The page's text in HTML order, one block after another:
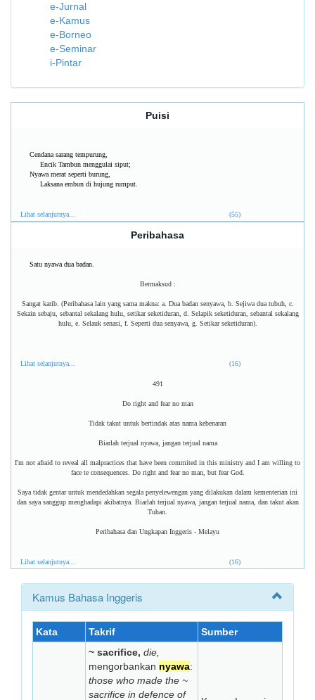
e-Jurnal
e-Kamus
e-Borneo
e-Seminar
i-Pintar
Puisi
Cendana sarang tempurung,
Encik Tambun menggulai siput;
Nyawa merat seperti burung,
Laksana embun di hujung rumput.
Lihat selanjutnya... (55)
Peribahasa
Satu nyawa dua badan.
Bermaksud :
Sangat karib. (Peribahasa lain yang sama makna: a. Dua badan senyawa, b. Sejiwa dua tubuh, c.
Sekain sebaju, sebantal sekalang hulu, setikar seketiduran, d. Selapik seketiduran, sebantal sekalang
hulu, e. Selauk senasi, f. Seperti dua senyawa, g. Setikar seketiduran).
Lihat selanjutnya... (16)
491
Do right and fear no man
Tidak takut untuk bertindak atas nama kebenaran
Biarlah terjual nyawa, jangan terjual nama
I'm not afraid to reveal all malpractices that have been commited in this ministry and I am willing to
face te consequences. Do right and fear no man, but fear God.
Saya tidak gentar untuk mendedahkan segala penyelewengan yang dilakukan dalam kementerian ini
dan saya sanggup menghadapi akibatnya. Biarlah terjual nyawa, jangan terjual nama, dan takut akan
Tuhan.
Peribahasa dan Ungkapan Inggeris - Melayu
Lihat selanjutnya... (16)
Kamus Bahasa Inggeris
Kata Takrif
Sumber
~ sacrifice, die,
mengorbankan nyawa:
those who made the ~
sacrifice in defence of